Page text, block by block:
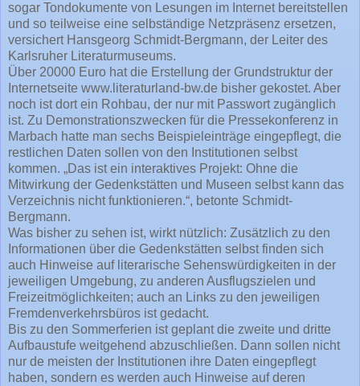
sogar Tondokumente von Lesungen im Internet bereitstellen
und so teilweise eine selbständige Netzpräsenz ersetzen,
versichert Hansgeorg Schmidt-Bergmann, der Leiter des
Karlsruher Literaturmuseums.
Über 20000 Euro hat die Erstellung der Grundstruktur der
Internetseite www.literaturland-bw.de bisher gekostet. Aber
noch ist dort ein Rohbau, der nur mit Passwort zugänglich
ist. Zu Demonstrationszwecken für die Pressekonferenz in
Marbach hatte man sechs Beispieleinträge eingepflegt, die
restlichen Daten sollen von den Institutionen selbst
kommen. „Das ist ein interaktives Projekt: Ohne die
Mitwirkung der Gedenkstätten und Museen selbst kann das
Verzeichnis nicht funktionieren.“, betonte Schmidt-
Bergmann.
Was bisher zu sehen ist, wirkt nützlich: Zusätzlich zu den
Informationen über die Gedenkstätten selbst finden sich
auch Hinweise auf literarische Sehenswürdigkeiten in der
jeweiligen Umgebung, zu anderen Ausflugszielen und
Freizeitmöglichkeiten; auch an Links zu den jeweiligen
Fremdenverkehrsbüros ist gedacht.
Bis zu den Sommerferien ist geplant die zweite und dritte
Aufbaustufe weitgehend abzuschließen. Dann sollen nicht
nur de meisten der Institutionen ihre Daten eingepflegt
haben, sondern es werden auch Hinweise auf deren